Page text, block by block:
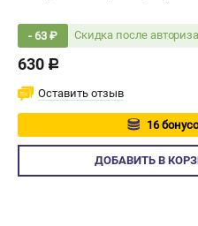
- 63 ₽ Скидка после
630 c
Оставить отзыв
16
ДОБАВИТЬ В